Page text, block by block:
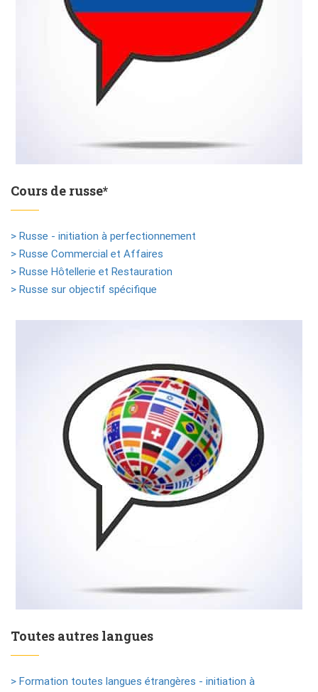
Cours de russe*
> Russe - initiation à perfectionnement
> Russe Commercial et Affaires
> Russe Hôtellerie et Restauration
> Russe sur objectif spécifique
Toutes autres langues
> Formation toutes langues étrangères - initiation à